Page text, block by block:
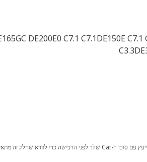
DE200E0 C7.1 C7.1DE150E